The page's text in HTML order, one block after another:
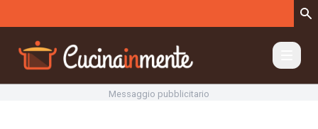
Messaggio pubblicitario